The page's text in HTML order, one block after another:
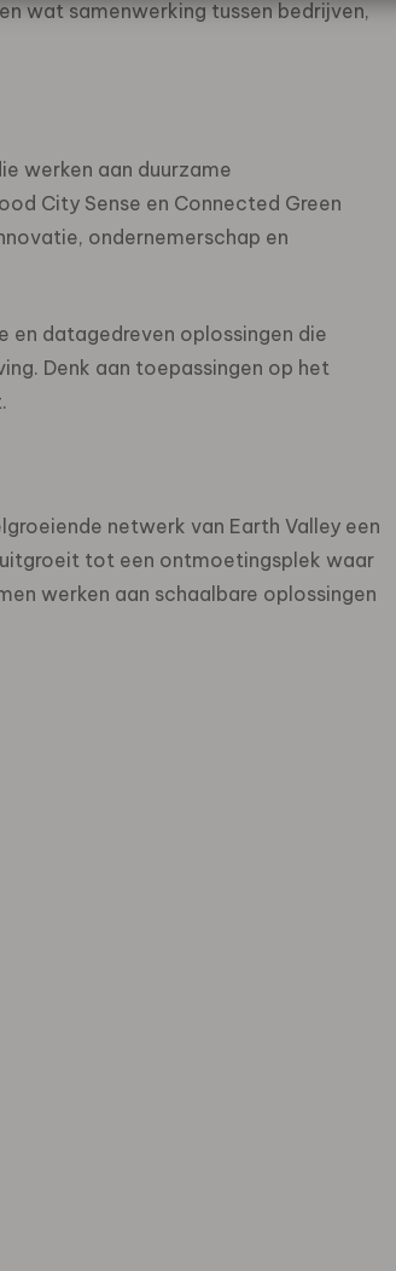
wat samenwerking tussen bedrijven,
werken aan duurzame
City Sense en Connected Green
ondernemerschap en
en datagedreven oplossingen die
Denk aan toepassingen op het
netwerk van Earth Valley een
tot een ontmoetingsplek waar
werken aan schaalbare oplossingen